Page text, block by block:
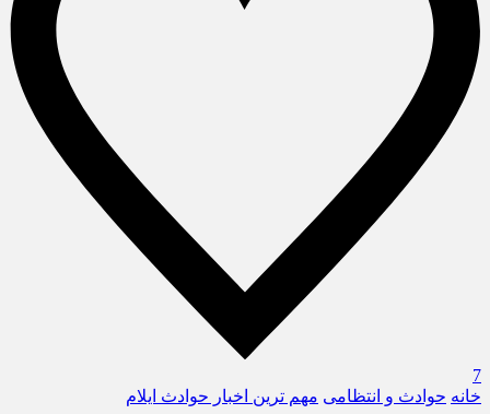
7
خانه حوادث و انتظامی مهم ترین اخبار حوادث ایلام